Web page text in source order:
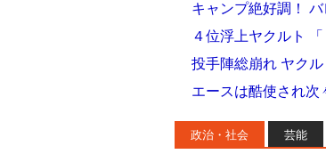
キャンプ絶好調！
４位浮上ヤクルト
投手陣総崩れ ヤクル
エースは酷使され次
政治・社会 芸能